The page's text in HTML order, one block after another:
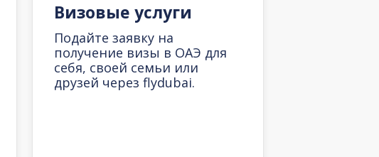
Визовые услуги
Подайте заявку на
получение визы в ОАЭ для
себя, своей семьи или
друзей через flydubai.